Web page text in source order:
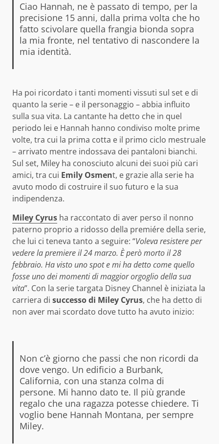
Ciao Hannah, ne è passato di tempo, per la
precisione 15 anni, dalla prima volta che ho
fatto scivolare quella frangia bionda sopra
la mia fronte, nel tentativo di nascondere la
mia identità.
Ha poi ricordato i tanti momenti vissuti sul set e di
quanto la serie – e il personaggio – abbia influito
sulla sua vita. La cantante ha detto che in quel
periodo lei e Hannah hanno condiviso molte prime
volte, tra cui la prima cotta e il primo ciclo mestruale
– arrivato mentre indossava dei pantaloni bianchi.
Sul set, Miley ha conosciuto alcuni dei suoi più cari
amici, tra cui Emily Osment, e grazie alla serie ha
avuto modo di costruire il suo futuro e la sua
indipendenza.
Miley Cyrus ha raccontato di aver perso il nonno
paterno proprio a ridosso della premiére della serie,
che lui ci teneva tanto a seguire: “Voleva resistere per
vedere la premiere il 24 marzo. È però morto il 28
febbraio. Ha visto uno spot e mi ha detto come quello
fosse uno dei momenti di maggior orgoglio della sua
vita”. Con la serie targata Disney Channel è iniziata la
carriera di successo di Miley Cyrus, che ha detto di
non aver mai scordato dove tutto ha avuto inizio:
Non c’è giorno che passi che non ricordi da
dove vengo. Un edificio a Burbank,
California, con una stanza colma di
persone. Mi hanno dato te. Il più grande
regalo che una ragazza potesse chiedere. Ti
voglio bene Hannah Montana, per sempre
Miley.